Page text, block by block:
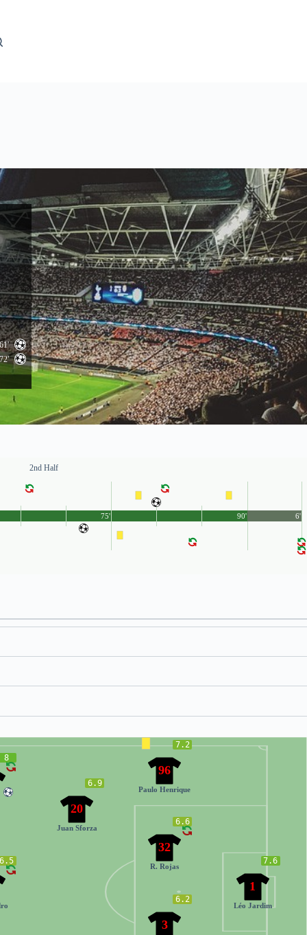
61'
72'
2nd Half
90'
75' 6'
7.6
1
Léo Jardim
6.2
3
6.6
32
R. Rojas
7.2
96
Paulo Henrique
6.9
20
Juan Sforza
6.5
8